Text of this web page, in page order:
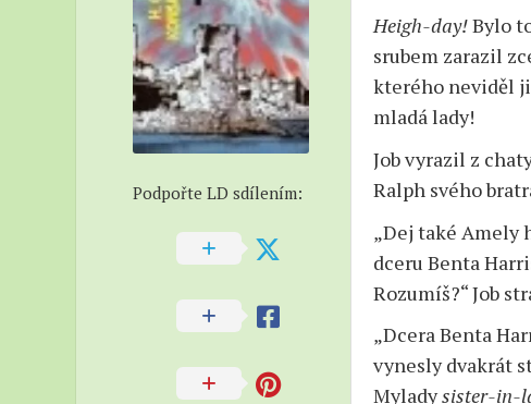
Poezie
–
Beatnici
–
Podpořte LD sdílením:
Heigh-day!Bylo
srubem zarazil
kterého neviděl
mladá lady!
Job vyrazil z
Ralph svého
„Dej také Amely
dceru Benta
Rozumíš?“ Job
„Dcera Benta
vynesly dvakrát
Myladysister-in-